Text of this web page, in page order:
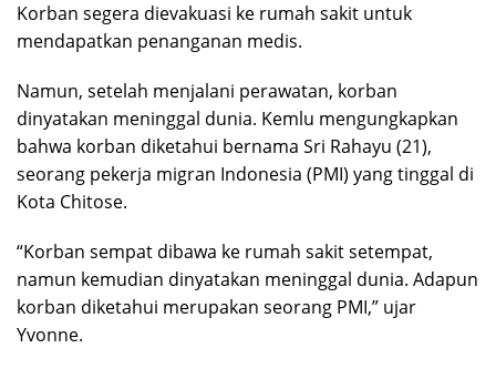
Korban segera dievakuasi ke rumah sakit untuk
mendapatkan penanganan medis.
Namun, setelah menjalani perawatan, korban
dinyatakan meninggal dunia. Kemlu mengungkapkan
bahwa korban diketahui bernama Sri Rahayu (21),
seorang pekerja migran Indonesia (PMI) yang tinggal di
Kota Chitose.
“Korban sempat dibawa ke rumah sakit setempat,
namun kemudian dinyatakan meninggal dunia. Adapun
korban diketahui merupakan seorang PMI,” ujar
Yvonne.